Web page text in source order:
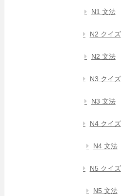
N1 文法
N2 クイズ
N2 文法
N3 クイズ
N3 文法
N4 クイズ
N4 文法
N5 クイズ
N5 文法